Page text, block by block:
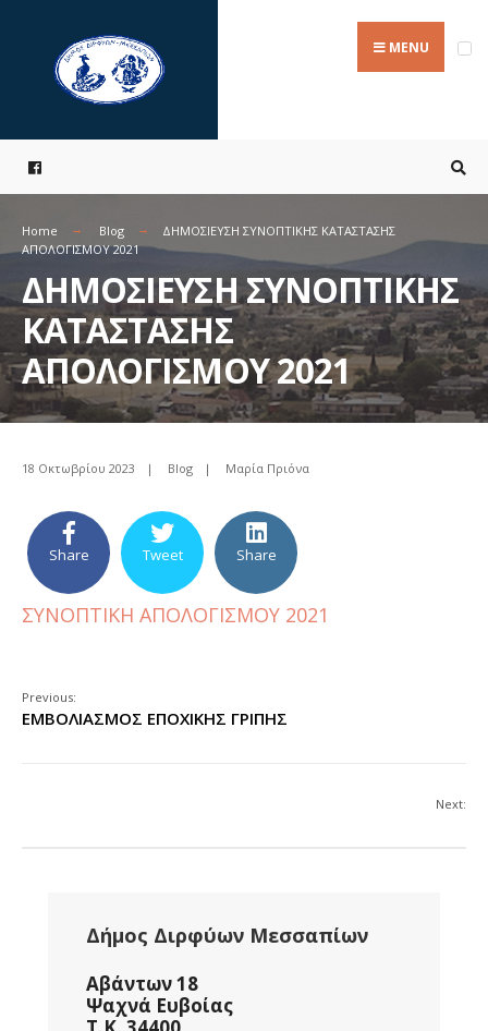
content
MENU
Home Blog
ΔΗΜΟΣΙΕΥΣΗ ΣΥΝΟΠΤΙΚΗΣ ΚΑΤΑΣΤΑΣΗΣ
ΑΠΟΛΟΓΙΣΜΟΥ 2021
ΔΗΜΟΣΙΕΥΣΗ ΣΥΝΟΠΤΙΚΗΣ
ΚΑΤΑΣΤΑΣΗΣ
ΑΠΟΛΟΓΙΣΜΟΥ 2021
18 Οκτωβρίου 2023 | Blog | Μαρία Πριόνα
Share Tweet Share
ΣΥΝΟΠΤΙΚΗ ΑΠΟΛΟΓΙΣΜΟΥ 2021
Previous:
ΕΜΒΟΛΙΑΣΜΟΣ ΕΠΟΧΙΚΗΣ ΓΡΙΠΗΣ
Next:
Δήμος Διρφύων Μεσσαπίων
Αβάντων 18
Ψαχνά Ευβοίας
for: